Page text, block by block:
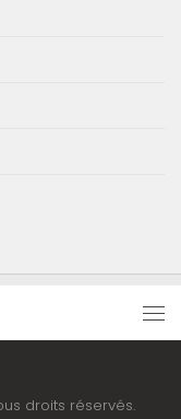
droits réservés.